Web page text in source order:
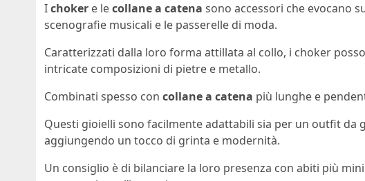
Ichoker e lecollane a catena sono accessori che evocano
scenografie musicali e le passerelle di moda.
Caratterizzati dalla loro forma attillata al collo, i choker
intricate composizioni di pietre e metallo.
Combinati spesso con collane a catena più lunghe e
Questi gioielli sono facilmente adattabili sia per un outfit da
aggiungendo un tocco di grinta e modernità.
Un consiglio è di bilanciare la loro presenza con abiti più